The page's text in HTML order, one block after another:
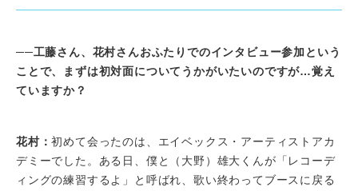
──工藤さん、花村さんおふたりでのインタビュー参加という
ことで、まずは初対面についてうかがいたいのですが…覚え
ていますか？
花村：初めて会ったのは、エイベックス・アーティストアカ
デミーでした。ある日、僕と（大野）雄大くんが「レコーデ
ィングの練習するよ」と呼ばれ、歌い終わってブースに戻る